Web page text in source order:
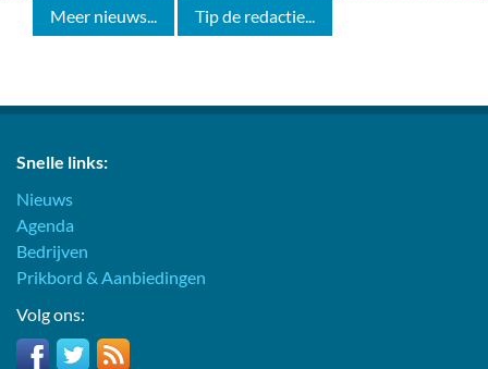
Meer nieuws... Tip de redactie...
Snelle links:
Nieuws
Agenda
Bedrijven
Prikbord & Aanbiedingen
Volg ons: